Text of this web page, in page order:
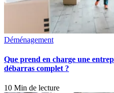
Déménagement
Que prend en charge une
débarras complet ?
10 Min de lecture